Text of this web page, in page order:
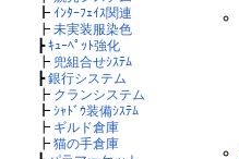
┣ ｲﾝﾀｰﾌｪｲｽ関連
┣ 未実装服染色
┣ｷｭｰﾍﾟｯﾄ強化
┣ 兜組合せｼｽﾃﾑ
┣銀行システム
┣ クランシステム
┣ ｼｬﾄﾞｳ装備ｼｽﾃﾑ
┣ ギルド倉庫
┣ 猫の手倉庫